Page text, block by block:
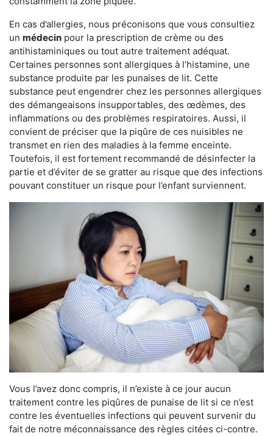
En cas d’allergies, nous préconisons que vous consultiez
un médecin pour la prescription de crème ou des
antihistaminiques ou tout autre traitement adéquat.
Certaines personnes sont allergiques à l’histamine, une
substance produite par les punaises de lit. Cette
substance peut engendrer chez les personnes allergiques
des démangeaisons insupportables, des œdèmes, des
inflammations ou des problèmes respiratoires. Aussi, il
convient de préciser que la piqûre de ces nuisibles ne
transmet en rien des maladies à la femme enceinte.
Toutefois, il est fortement recommandé de désinfecter la
partie et d’éviter de se gratter au risque que des infections
pouvant constituer un risque pour l’enfant surviennent.
Vous l’avez donc compris, il n’existe à ce jour aucun
traitement contre les piqûres de punaise de lit si ce n’est
contre les éventuelles infections qui peuvent survenir du
fait de notre méconnaissance des règles citées ci-contre.